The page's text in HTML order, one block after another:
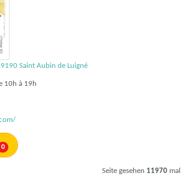
Saint Aubin de Luigné
10h à 19h
0
Seite gesehen 11970 mal